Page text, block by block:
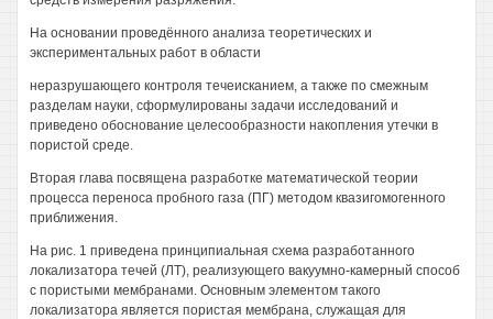
На основании проведённого анализа теоретических и
экспериментальных работ в области
неразрушающего контроля течеисканием, а также по смежным
разделам науки, сформулированы задачи исследований и
приведено обоснование целесообразности накопления утечки в
пористой среде.
Вторая глава посвящена разработке математической теории
процесса переноса пробного газа (ПГ) методом квазигомогенного
приближения.
На рис. 1 приведена принципиальная схема разработанного
локализатора течей (ЛТ), реализующего вакуумно-камерный способ
с пористыми мембранами. Основным элементом такого
локализатора является пористая мембрана, служащая для